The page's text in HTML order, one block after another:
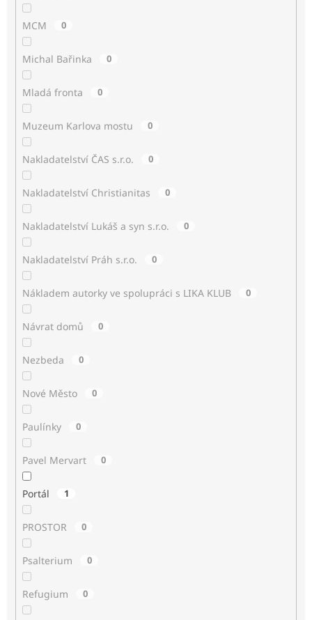
MCM 0
Michal Bařinka 0
Mladá fronta 0
Muzeum Karlova mostu 0
Nakladatelství ČAS s.r.o. 0
Nakladatelství Christianitas 0
Nakladatelství Lukáš a syn s.r.o. 0
Nakladatelství Práh s.r.o. 0
Nákladem autorky ve spolupráci s LIKA KLUB 0
Návrat domů 0
Nezbeda 0
Nové Město 0
Paulínky 0
Pavel Mervart 0
Portál 1
PROSTOR 0
Psalterium 0
Refugium 0